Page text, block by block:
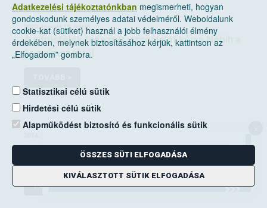
2022. január 10, hétfő
A citrusfélék fokozott vizsgálatát kéri a Nébih a
forgalmazóktól
A mezei pocok elleni védekezési kötelezettség
a földhasználók kiemelt feladata
TOVÁBB >
Adatkezelési tájékoztatónkban megismerheti, hogyan
gondoskodunk személyes adatai védelméről. Weboldalunk
cookie-kat (sütiket) használ a jobb felhasználói élmény
érdekében, melynek biztosításához kérjük, kattintson az
„Elfogadom” gombra.
Statisztikai célú sütik
Hirdetési célú sütik
Alapműködést biztosító és funkcionális sütik
ÖSSZES SÜTI ELFOGADÁSA
KIVÁLASZTOTT SÜTIK ELFOGADÁSA